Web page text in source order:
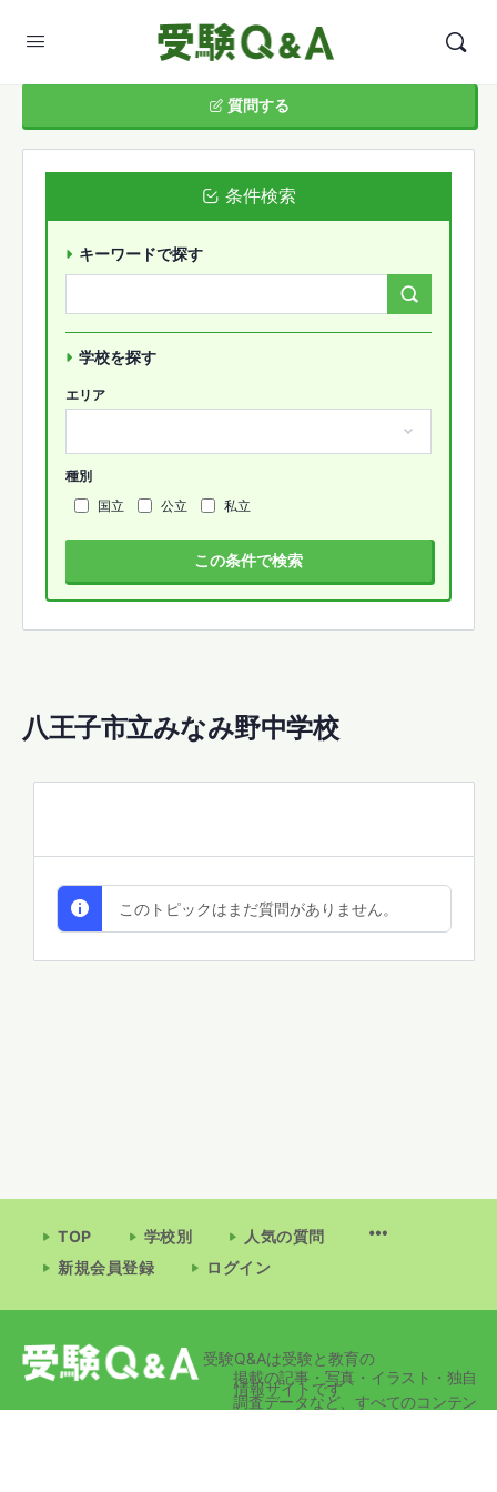
八王子市立みなみ野中学校
このトピックはまだ質問がありません。
質問する
条件検索
キーワードで探す
学校を探す
エリア
種別
国立
公立 私立
この条件で検索
TOP 学校別
人気の質問
新規会員登録
ログイン
受験Q&Aは受験と教育の
情報サイトです
掲載の記事・写真・イラスト・独自
調査データなど、すべてのコンテン